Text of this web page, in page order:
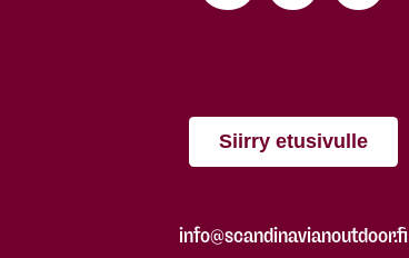
Siirry etusivulle
info@scandinavianoutdoor.fi